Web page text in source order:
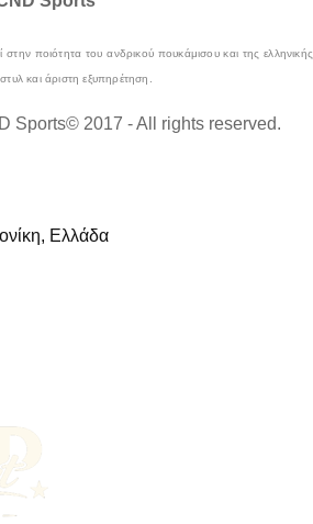
ποιότητα του ανδρικού πουκάμισου και της ελληνικής
και άριστη εξυπηρέτηση.
Sports© 2017 - All rights reserved.
Ελλάδα